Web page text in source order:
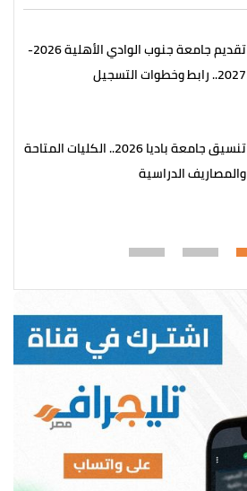
تقديم جامعة جنوب الوادي الأهلية 2026-
2027.. رابط وخطوات التسجيل
تنسيق جامعة باديا 2026.. الكليات المتاحة
والمصاريف الدراسية